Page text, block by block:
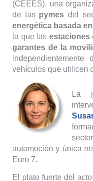
(CEEES), una
de las pymes del
energética basada
la que las estaciones
garantes de la
vehículos que utilicen
La
automoción y única
Euro 7.
El plato fuerte del